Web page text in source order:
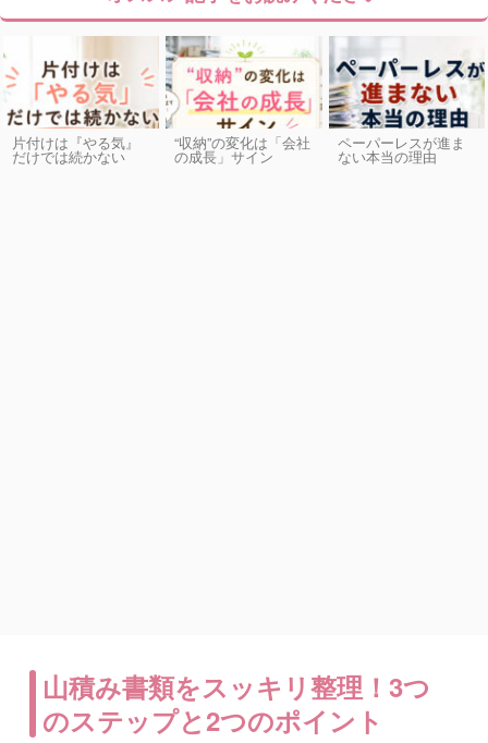
片付けは『やる気』
だけでは続かない
“収納”の変化は「会社
の成長」サイン
ペーパーレスが進ま
ない本当の理由
山積み書類をスッキリ整理！3つ
のステップと2つのポイント